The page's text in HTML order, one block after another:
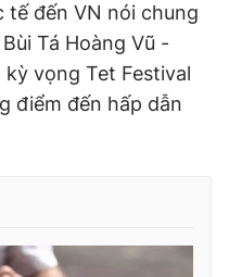
tế đến VN nói chung
Tá Hoàng Vũ -
kỳ vọng Tet Festival
điểm đến hấp dẫn